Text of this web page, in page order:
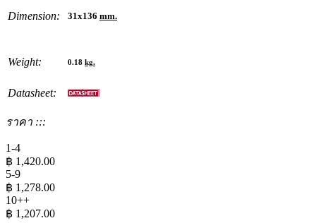
Dimension: 31x136 mm.
Weight: 0.18 kg.
Datasheet:
ราคา :::
1-4
฿ 1,420.00
5-9
฿ 1,278.00
10++
฿ 1,207.00